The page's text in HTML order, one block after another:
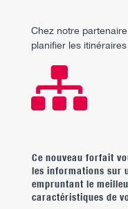
Chez notre
planifier les

Ce nouveau forfait
les informations sur
empruntant le
caractéristiques de